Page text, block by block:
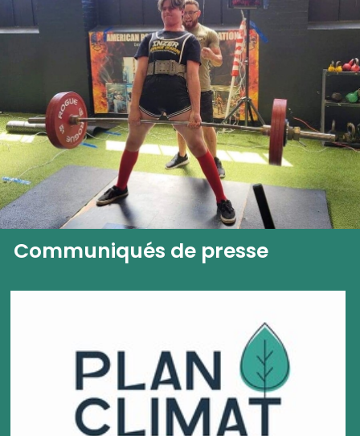
Communiqués de presse